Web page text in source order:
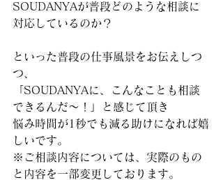
SOUDANYAが普段どのような相談に
対応しているのか？
といった普段の仕事風景をお伝えしつ
つ、
「SOUDANYAに、こんなことも相談
できるんだ～！」と感じて頂き
悩み時間が1秒でも減る助けになれば嬉
しいです。
※ご相談内容については、実際のもの
と内容を一部変更しております。